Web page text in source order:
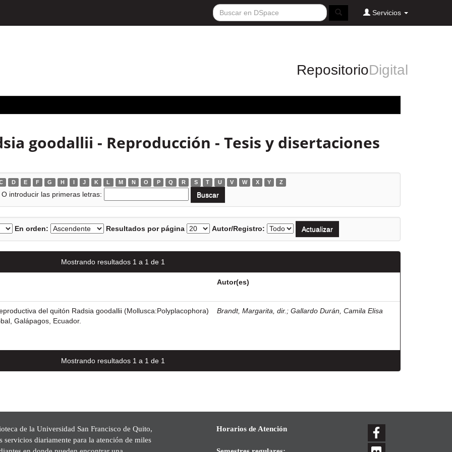
Servicios
RepositorioDigital
goodallii - Reproducción - Tesis y disertaciones
D E F G H I J K L M N O P Q R S T U V W X Y Z
O introducir las primeras letras:
En orden: Resultados por página Autor/Registro:
Mostrando resultados 1 a 1 de 1
Autor(es)
del quitón Radsia goodallii (Mollusca:Polyplacophora)
Galápagos, Ecuador.
Brandt, Margarita, dir. ; Gallardo Durán, Camila Elisa
Mostrando resultados 1 a 1 de 1
de la Universidad San Francisco de Quito,
servicios diariamente para la atención de miles
Horarios de Atención